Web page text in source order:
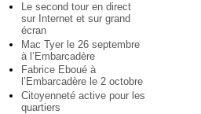
Le second tour en direct
sur Internet et sur grand
écran
Mac Tyer le 26 septembre
à l’Embarcadère
Fabrice Eboué à
l’Embarcadère le 2 octobre
Citoyenneté active pour les
quartiers